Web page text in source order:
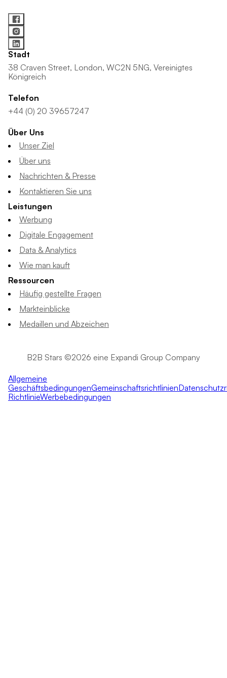
Stadt
38 Craven Street, London, WC2N 5NG, Vereinigtes
Königreich
Telefon
+44 (0) 20 39657247
Über Uns
Unser Ziel
Über uns
Nachrichten & Presse
Kontaktieren Sie uns
Leistungen
Werbung
Digitale Engagement
Data & Analytics
Wie man kauft
Ressourcen
Häufig gestellte Fragen
Markteinblicke
Medaillen und Abzeichen
B2B Stars ©2026 eine Expandi Group Company
Allgemeine
GeschäftsbedingungenGemeinschaftsrichtlinien
RichtlinieWerbebedingungen